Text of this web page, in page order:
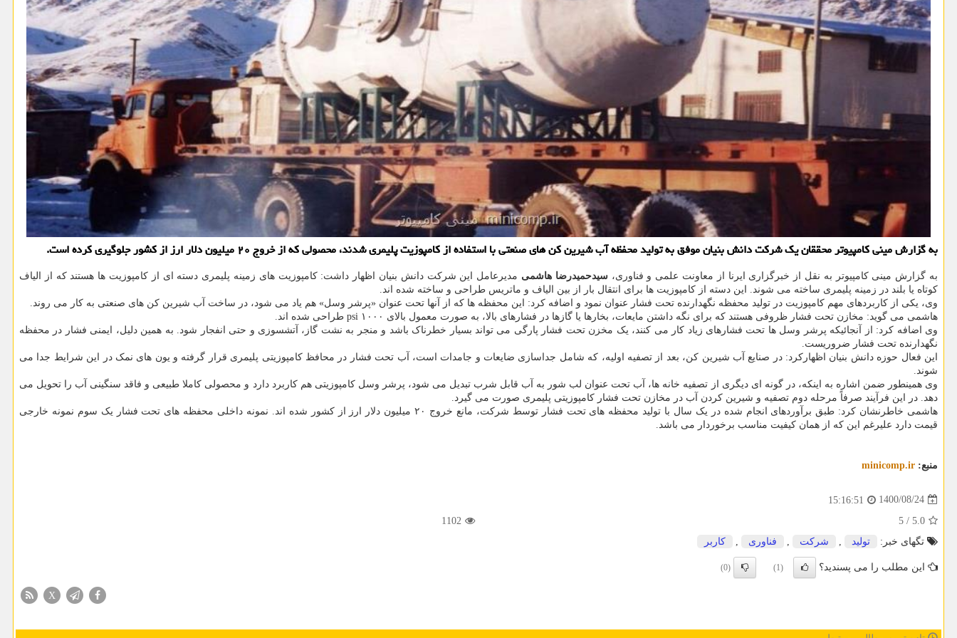
به گزارش مینی کامپیوتر محققان یک شرکت دانش بنیان موفق به تولید محفظه آب شیرین کن های صنعتی با استفاده از کامپوزیت پلیمری شدند، محصولی که از خروج ۲۰ میلیون دلار ارز از کشور جلوگیری کرده است.
به گزارش مینی کامپیوتر به نقل از خبرگزاری ایرنا از معاونت علمی و فناوری،سیدحمیدرضا هاشمی مدیرعامل این شرکت دانش بنیان اظهار داشت: کامپوزیت های زمینه پلیمری دسته ای از کامپوزیت ها هستند که از الیاف
کوتاه یا بلند در زمینه پلیمری ساخته می شوند. این دسته از کامپوزیت ها برای انتقال بار از بین الیاف و ماتریس طراحی و ساخته شده اند.
وی، یکی از کاربردهای مهم کامپوزیت در تولید محفظه نگهدارنده تحت فشار عنوان نمود و اضافه کرد: این محفظه ها که از آنها تحت عنوان «پرشر وسل» هم یاد می شود، در ساخت آب شیرین کن های صنعتی به کار می روند.
هاشمی می گوید: مخازن تحت فشار ظروفی هستند که برای نگه داشتن مایعات، بخارها یا گازها در فشارهای بالا، به صورت معمول بالای ۱۰۰۰ psi طراحی شده اند.
وی اضافه کرد: از آنجائیکه پرشر وسل ها تحت فشارهای زیاد کار می کنند، یک مخزن تحت فشار پارگی می تواند بسیار خطرناک باشد و منجر به نشت گاز، آتشسوزی و حتی انفجار شود. به همین دلیل، ایمنی فشار در محفظه
نگهدارنده تحت فشار ضروریست.
این فعال حوزه دانش بنیان اظهارکرد: در صنایع آب شیرین کن، بعد از تصفیه اولیه، که شامل جداسازی ضایعات و جامدات است، آب تحت فشار در محافظ کامپوزیتی پلیمری قرار گرفته و یون های نمک در این شرایط جدا می
شوند.
وی همینطور ضمن اشاره به اینکه، در گونه ای دیگری از تصفیه خانه ها، آب تحت عنوان لب شور به آب قابل شرب تبدیل می شود، پرشر وسل کامپوزیتی هم کاربرد دارد و محصولی کاملا طبیعی و فاقد سنگینی آب را تحویل می
دهد. در این فرآیند صرفاً مرحله دوم تصفیه و شیرین کردن آب در مخازن تحت فشار کامپوزیتی پلیمری صورت می گیرد.
هاشمی خاطرنشان کرد: طبق برآوردهای انجام شده در یک سال با تولید محفظه های تحت فشار توسط شرکت، مانع خروج ۲۰ میلیون دلار ارز از کشور شده اند. نمونه داخلی محفظه های تحت فشار یک سوم نمونه خارجی
قیمت دارد علیرغم این که از همان کیفیت مناسب برخوردار می باشد.
منبع: minicomp.ir
1400/08/24
15:16:51
5.0
/
5
1102
تگهای خبر:
تولید شركت فناوری كاربر
این مطلب را می پسندید؟ (1)
(0)
X